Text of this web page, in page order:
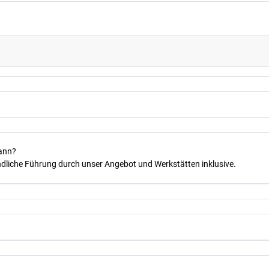
Führung durch unser Angebot und Werkstätten inklusive.